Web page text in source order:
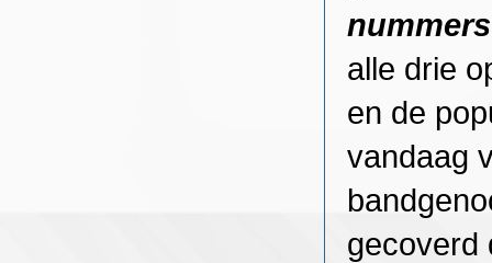
alle drie
en de
vandaag
gecoverd